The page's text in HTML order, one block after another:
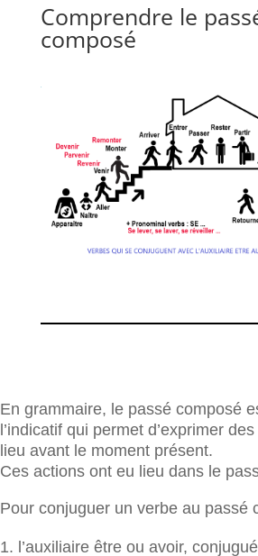
Comprendre le
composé
En grammaire, le passé composé
l’indicatif qui permet d’exprimer
lieu avant le moment présent.
Ces actions ont eu lieu dans le
Pour conjuguer un verbe au passé
l’auxiliaire être ou avoir,